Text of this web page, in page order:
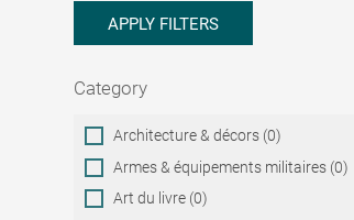
APPLY FILTERS
Category
Category
Architecture & décors (0)
Armes & équipements militaires (0)
Art du livre (0)